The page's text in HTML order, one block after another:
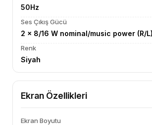
50Hz
Ses Çıkış Gücü
2 x 8/16 W nominal/music power (R/L)
Renk
Siyah
Ekran Özellikleri
Ekran Boyutu